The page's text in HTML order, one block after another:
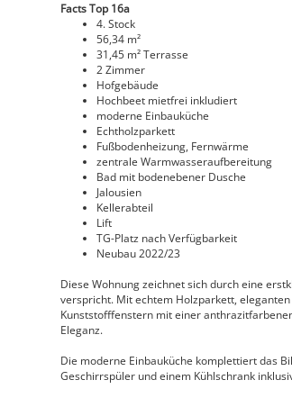
Facts Top 16a
4. Stock
56,34 m²
31,45 m² Terrasse
2 Zimmer
Hofgebäude
Hochbeet mietfrei inkludiert
moderne Einbauküche
Echtholzparkett
Fußbodenheizung, Fernwärme
zentrale Warmwasseraufbereitung
Bad mit bodenebener Dusche
Jalousien
Kellerabteil
Lift
TG-Platz nach Verfügbarkeit
Neubau 2022/23
Diese Wohnung zeichnet sich durch eine
verspricht. Mit echtem Holzparkett,
Kunststofffenstern mit einer
Eleganz.
Die moderne Einbauküche komplettiert das
Geschirrspüler und einem Kühlschrank